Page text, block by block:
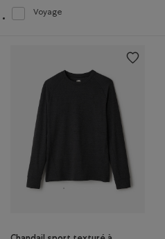
Voyage
Classer selon Activités : Voyage(Travel)